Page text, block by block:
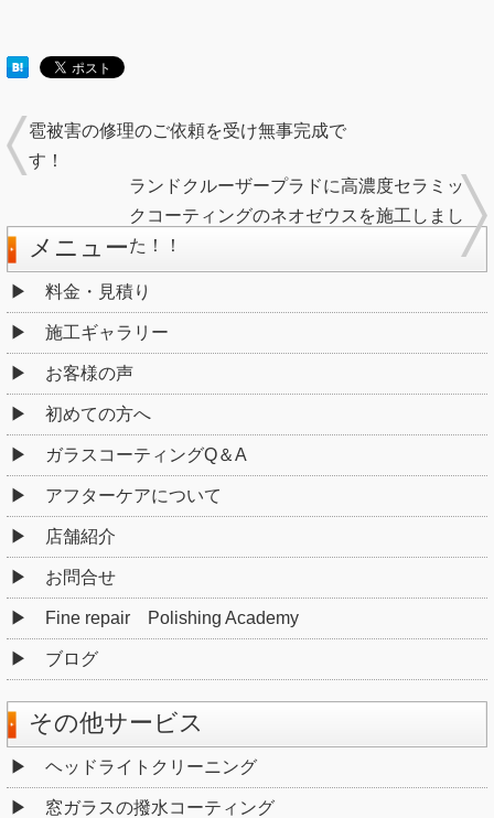
雹被害の修理のご依頼を受け無事完成で
す！
ランドクルーザープラドに高濃度セラミッ
クコーティングのネオゼウスを施工しまし
た！！
メニュー
料金・見積り
施工ギャラリー
お客様の声
初めての方へ
ガラスコーティングQ＆A
アフターケアについて
店舗紹介
お問合せ
Fine repair Polishing Academy
ブログ
その他サービス
ヘッドライトクリーニング
窓ガラスの撥水コーティング